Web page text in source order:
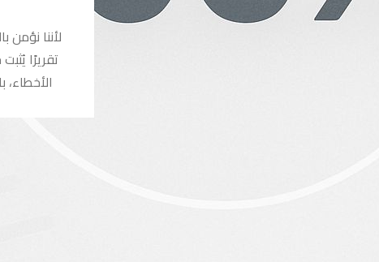
لأننا
تقريرًا